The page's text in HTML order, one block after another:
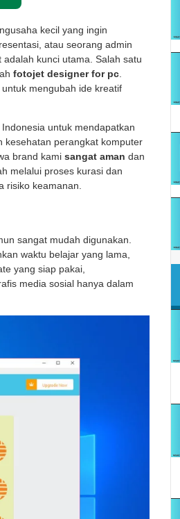
kecil yang ingin
atau seorang admin
kunci utama. Salah satu
fotojet designer for pc
mengubah ide kreatif
untuk mendapatkan
kesehatan perangkat komputer
brand kami sangat aman dan
melalui proses kurasi dan
risiko keamanan.
sangat mudah digunakan.
waktu belajar yang lama,
yang siap pakai,
media sosial hanya dalam